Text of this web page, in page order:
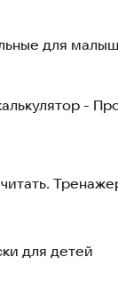
для
-
для детей